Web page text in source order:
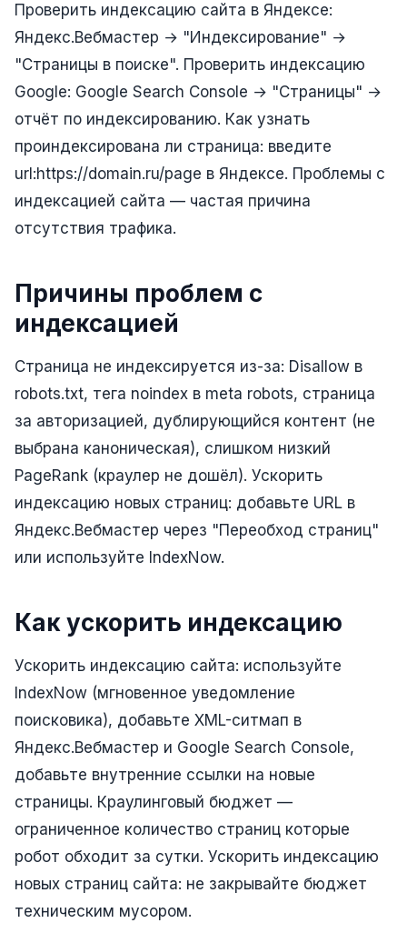
Омниканальность
1С интеграция
Складской учёт
АВТОМАТИЗАЦИЯ БИЗНЕСА
CRM-системы
Чат-боты
Автоворонки
AI Агенты
SEO-ПРОДВИЖЕНИЕ
SEO-продвижение и раскрутка сайта
Технический SEO-аудит сайта
Юзабилити-аудит сайта
SEO-консультация
SEO для интернет-магазина
+ ещё 6 услуг
ВКонтакте
Instagram
Telegram
Проверить индексацию сайта в Яндексе:
Яндекс.Вебмастер → "Индексирование" →
"Страницы в поиске". Проверить индексацию
Google: Google Search Console → "Страницы" →
отчёт по индексированию. Как узнать
проиндексирована ли страница: введите
url:https://domain.ru/page в Яндексе. Проблемы с
индексацией сайта — частая причина
отсутствия трафика.
Причины проблем с
индексацией
Страница не индексируется из-за: Disallow в
robots.txt, тега noindex в meta robots, страница
за авторизацией, дублирующийся контент (не
выбрана каноническая), слишком низкий
PageRank (краулер не дошёл). Ускорить
индексацию новых страниц: добавьте URL в
Яндекс.Вебмастер через "Переобход страниц"
или используйте IndexNow.
Как ускорить индексацию
Ускорить индексацию сайта: используйте
IndexNow (мгновенное уведомление
поисковика), добавьте XML-ситмап в
Яндекс.Вебмастер и Google Search Console,
добавьте внутренние ссылки на новые
страницы. Краулинговый бюджет —
ограниченное количество страниц которые
робот обходит за сутки. Ускорить индексацию
новых страниц сайта: не закрывайте бюджет
техническим мусором.